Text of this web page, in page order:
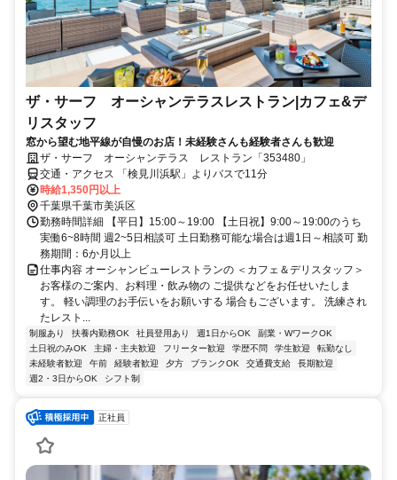
ザ・サーフ オーシャンテラスレストラン|カフェ&デ
リスタッフ
窓から望む地平線が自慢のお店！未経験さんも経験者さんも歓迎
ザ・サーフ オーシャンテラス レストラン「353480」
交通・アクセス 「検見川浜駅」よりバスで11分
時給1,350円以上
千葉県千葉市美浜区
勤務時間詳細 【平日】15:00～19:00 【土日祝】9:00～19:00のうち
実働6~8時間 週2~5日相談可 土日勤務可能な場合は週1日～相談可 勤
務期間：6か月以上
仕事内容 オーシャンビューレストランの ＜カフェ＆デリスタッフ＞
お客様のご案内、お料理・飲み物の ご提供などをお任せいたしま
す。 軽い調理のお手伝いをお願いする 場合もございます。 洗練され
たレスト...
制服あり 扶養内勤務OK 社員登用あり 週1日からOK
副業・WワークOK
土日祝のみOK
主婦・主夫歓迎 フリーター歓迎 学歴不問 学生歓迎
転勤なし
未経験者歓迎
午前 経験者歓迎 夕方 ブランクOK 交通費支給
長期歓迎
週2・3日からOK
シフト制
正社員